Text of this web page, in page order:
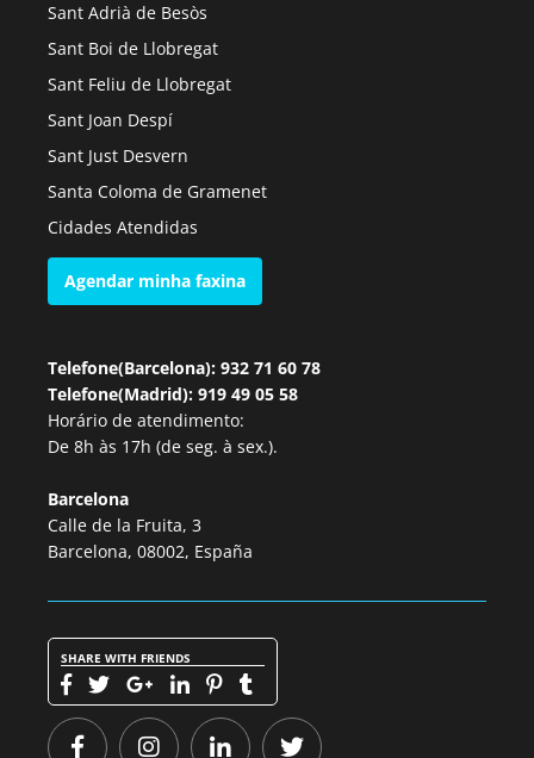
Sant Adrià de Besòs
Sant Boi de Llobregat
Sant Feliu de Llobregat
Sant Joan Despí
Sant Just Desvern
Santa Coloma de Gramenet
Cidades Atendidas
Agendar minha faxina
Telefone(Barcelona): 932 71 60 78
Telefone(Madrid): 919 49 05 58
Horário de atendimento:
De 8h às 17h (de seg. à sex.).
Barcelona
Calle de la Fruita, 3
Barcelona, 08002, España
SHARE WITH FRIENDS